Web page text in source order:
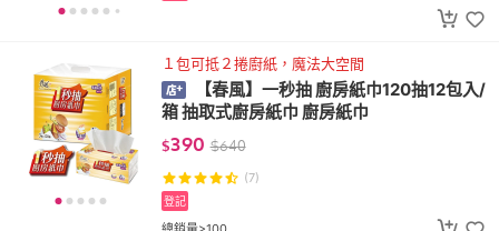
１包可抵２捲廚紙，魔法大空間
【春風】一秒抽 廚房紙巾120抽12包入/
箱 抽取式廚房紙巾 廚房紙巾
$390 $640
(7)
登記